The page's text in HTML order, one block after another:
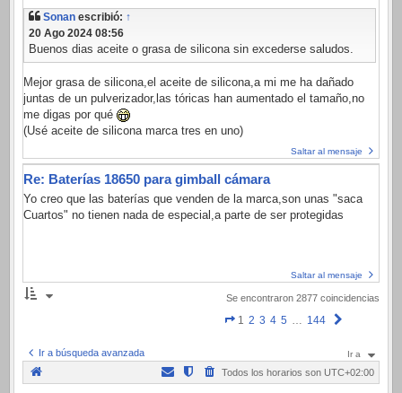
Sonan escribió: ↑
20 Ago 2024 08:56
Buenos dias aceite o grasa de silicona sin excederse saludos.
Mejor grasa de silicona,el aceite de silicona,a mi me ha dañado
juntas de un pulverizador,las tóricas han aumentado el tamaño,no
me digas por qué
(Usé aceite de silicona marca tres en uno)
Saltar al mensaje
Re: Baterías 18650 para gimball cámara
Yo creo que las baterías que venden de la marca,son unas "saca
Cuartos" no tienen nada de especial,a parte de ser protegidas
Saltar al mensaje
Se encontraron 2877 coincidencias
Página
de
1 2 3 4 5 144
Ir a búsqueda avanzada Ir a
Todos los horarios son UTC+02:00